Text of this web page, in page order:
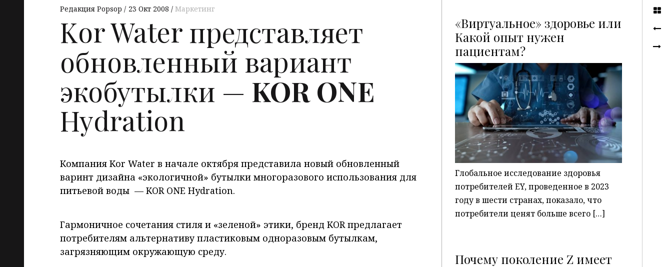
Редакция Popsop 23 Окт 2008 Маркетинг
Kor Water представляет
обновленный вариант
экобутылки — KOR ONE
Hydration
Компания Kor Water в начале октября представила новый обновленный
варинт дизайна «экологичной» бутылки многоразового использования для
питьевой воды — KOR ONE Hydration.
Гармоничное сочетания стиля и «зеленой» этики, бренд KOR предлагает
потребителям альтернативу пластиковым одноразовым бутылкам,
загрязняющим окружающую среду.
«Виртуальное» здоровье или
Какой опыт нужен
пациентам?P
Глобальное исследование здоровья
потребителей EY, проведенное в 2023
году в шести странах, показало, что
потребители ценят больше всего […]
Почему поколение Z имеет